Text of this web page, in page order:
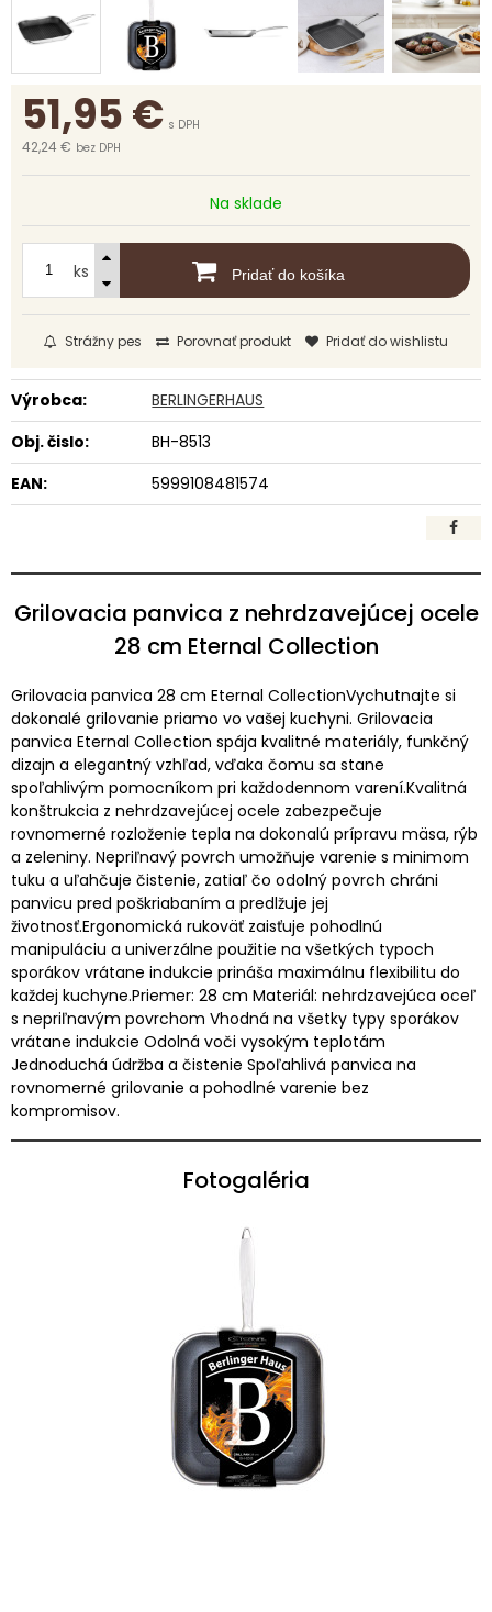
51,95€ s DPH
42,24 € bez DPH
Na sklade
ks Pridať do košíka
Strážny pes Porovnať produkt Pridať do wishlistu
Výrobca:
BERLINGERHAUS
Obj. čislo:
BH-8513
EAN:
5999108481574
Grilovacia panvica z nehrdzavejúcej ocele
28 cm Eternal Collection
Grilovacia panvica 28 cm Eternal CollectionVychutnajte si
dokonalé grilovanie priamo vo vašej kuchyni. Grilovacia
panvica Eternal Collection spája kvalitné materiály, funkčný
dizajn a elegantný vzhľad, vďaka čomu sa stane
spoľahlivým pomocníkom pri každodennom varení.Kvalitná
konštrukcia z nehrdzavejúcej ocele zabezpečuje
rovnomerné rozloženie tepla na dokonalú prípravu mäsa, rýb
a zeleniny. Nepriľnavý povrch umožňuje varenie s minimom
tuku a uľahčuje čistenie, zatiaľ čo odolný povrch chráni
panvicu pred poškriabaním a predlžuje jej
životnosť.Ergonomická rukoväť zaisťuje pohodlnú
manipuláciu a univerzálne použitie na všetkých typoch
sporákov vrátane indukcie prináša maximálnu flexibilitu do
každej kuchyne.Priemer: 28 cm Materiál: nehrdzavejúca oceľ
s nepriľnavým povrchom Vhodná na všetky typy sporákov
vrátane indukcie Odolná voči vysokým teplotám
Jednoduchá údržba a čistenie Spoľahlivá panvica na
rovnomerné grilovanie a pohodlné varenie bez
kompromisov.
Fotogaléria